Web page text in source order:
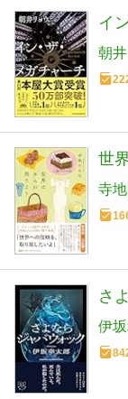
イ
朝
世
寺
さ
伊